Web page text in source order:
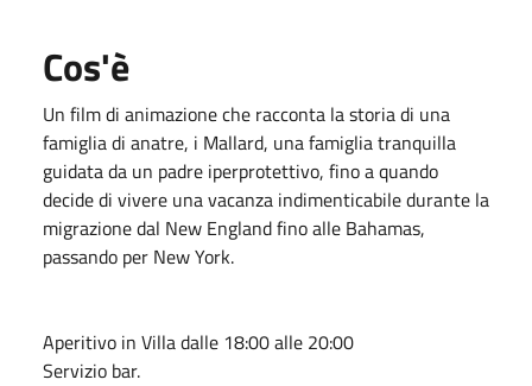
Cos'è
Un film di animazione che racconta la storia di una
famiglia di anatre, i Mallard, una famiglia tranquilla
guidata da un padre iperprotettivo, fino a quando
decide di vivere una vacanza indimenticabile durante la
migrazione dal New England fino alle Bahamas,
passando per New York.
Aperitivo in Villa dalle 18:00 alle 20:00
Servizio bar.